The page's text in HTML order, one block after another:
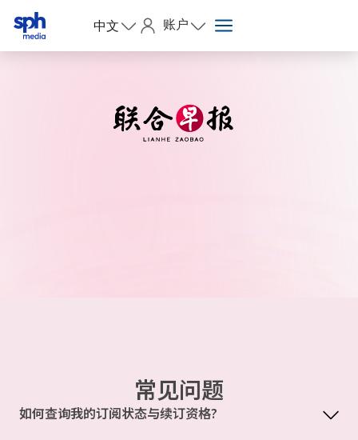
中文 账户
常见问题
如何查询我的订阅状态与续订资格?